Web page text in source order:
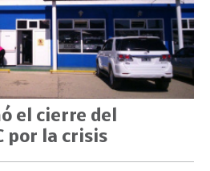
el cierre del
por la crisis